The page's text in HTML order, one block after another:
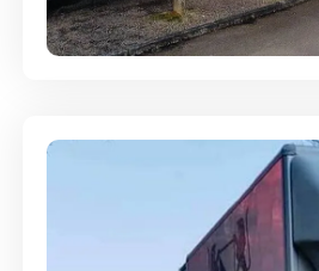
Entsorgung & Räumung